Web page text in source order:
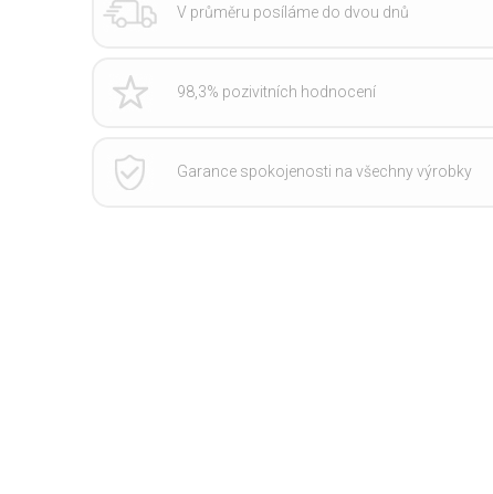
V průměru posíláme do dvou dnů
98,3% pozivitních hodnocení
Garance spokojenosti na všechny výrobky